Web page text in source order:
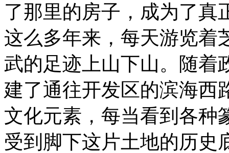
了那里的房子，成为了真
这么多年来，每天游览着
武的足迹上山下山。随着
建了通往开发区的滨海西
文化元素，每当看到各种
受到脚下这片土地的历史